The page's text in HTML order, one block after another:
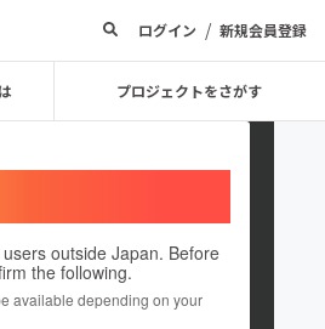
ログイン / 新規会員登録
プロジェクトをさがす
outside Japan. Before
the following.
available depending on your